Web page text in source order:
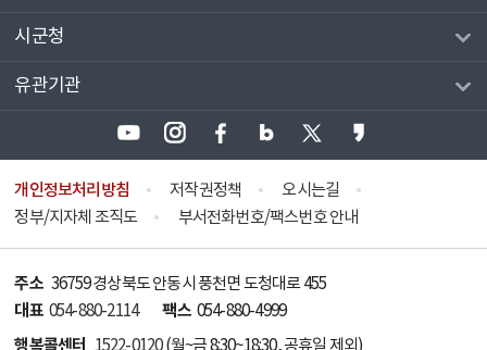
시군청
유관기관
개인정보처리방침 저작권정책
오시는길
정부/지자체 조직도
부서전화번호/팩스번호 안내
주소 36759 경상북도 안동시 풍천면 도청대로 455
대표 054-880-2114 팩스 054-880-4999
행복콜센터 1522-0120(월~금 8:30~18:30, 공휴일 제외)